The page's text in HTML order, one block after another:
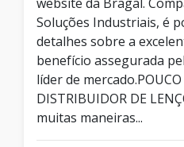
Soluções Industriais, é
detalhes sobre a
benefício assegurada
líder de mercado.POUCO
DISTRIBUIDOR DE
muitas maneiras...